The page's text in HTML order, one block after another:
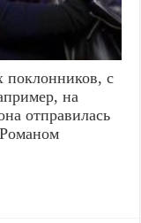
поклонников, с
на
отправилась